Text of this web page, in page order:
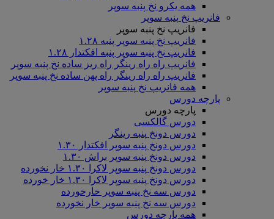
همه یکرو نخ پنبه سوپر
فانریپ نخ پنبه سوپر
فانریپ نخ پنبه سوپر
فانریپ نخ پنبه سوپر پنبه ۱.۲۸
فانریپ نخ پنبه سوپر پنبه افکتدار ۱.۲۸
فانریپ راه راه رینگر راه ریز ساده نخ پنبه سوپر
فانریپ راه راه رینگر راه پهن ساده نخ پنبه سوپر
همه فانریپ نخ پنبه سوپر
پارچه دورس
پارچه دورس
دورس گالکسی
دورس دونخ پنبه رینگر
دورس دونخ پنبه سوپر افکتدار ۱.۳۰
دورس دونخ پنبه سوپر براش ۱.۳۰
دورس دونخ پنبه سوپر لاکرا ۱.۳۰ خار نخورده
دورس دونخ پنبه سوپر لاکرا ۱.۳۰ خار خورده
دورس سه نخ پنبه سوپر خارخورده
دورس سه نخ پنبه سوپر خار نخورده
همه پارچه دورس